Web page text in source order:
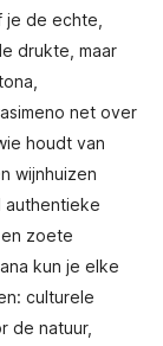
de echte,
drukte, maar
net over
houdt van
wijnhuizen
authentieke
zoete
kun je elke
culturele
de natuur,